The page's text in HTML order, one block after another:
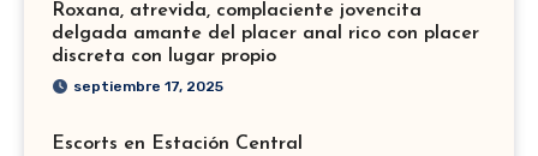
Roxana, atrevida, complaciente jovencita
delgada amante del placer anal rico con placer
discreta con lugar propio
septiembre 17, 2025
Escorts en Estación Central